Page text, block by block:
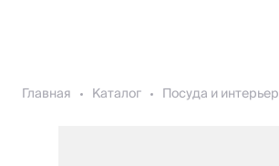
Главная Каталог Посуда и интерьер